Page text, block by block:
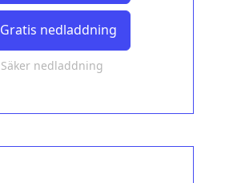
Gratis nedladdning
Säker nedladdning